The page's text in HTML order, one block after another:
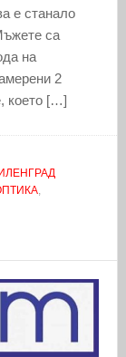
е станало
са
на
2
което […]
,